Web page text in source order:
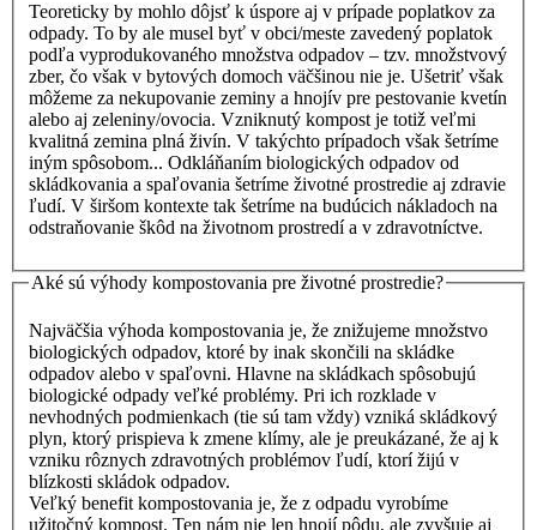
Teoreticky by mohlo dôjsť k úspore aj v prípade poplatkov za
odpady. To by ale musel byť v obci/meste zavedený poplatok
podľa vyprodukovaného množstva odpadov – tzv. množstvový
zber, čo však v bytových domoch väčšinou nie je. Ušetriť však
môžeme za nekupovanie zeminy a hnojív pre pestovanie kvetín
alebo aj zeleniny/ovocia. Vzniknutý kompost je totiž veľmi
kvalitná zemina plná živín. V takýchto prípadoch však šetríme
iným spôsobom... Odkláňaním biologických odpadov od
skládkovania a spaľovania šetríme životné prostredie aj zdravie
ľudí. V širšom kontexte tak šetríme na budúcich nákladoch na
odstraňovanie škôd na životnom prostredí a v zdravotníctve.
Aké sú výhody kompostovania pre životné prostredie?
Najväčšia výhoda kompostovania je, že znižujeme množstvo
biologických odpadov, ktoré by inak skončili na skládke
odpadov alebo v spaľovni. Hlavne na skládkach spôsobujú
biologické odpady veľké problémy. Pri ich rozklade v
nevhodných podmienkach (tie sú tam vždy) vzniká skládkový
plyn, ktorý prispieva k zmene klímy, ale je preukázané, že aj k
vzniku rôznych zdravotných problémov ľudí, ktorí žijú v
blízkosti skládok odpadov.
Veľký benefit kompostovania je, že z odpadu vyrobíme
užitočný kompost. Ten nám nie len hnojí pôdu, ale zvyšuje aj